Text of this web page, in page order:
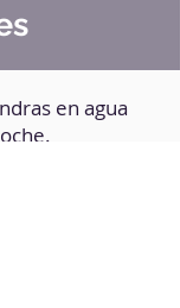
en agua